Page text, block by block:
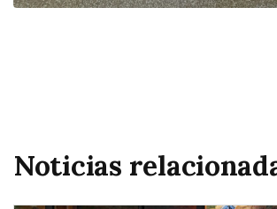
Noticias